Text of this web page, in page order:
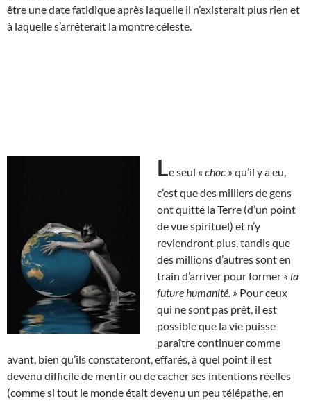
être une date fatidique après laquelle il n’existerait plus rien et
à laquelle s’arrêterait la montre céleste.
Le seul « choc » qu’il y a eu,
c’est que des milliers de gens
ont quitté la Terre (d’un point
de vue spirituel) et n’y
reviendront plus, tandis que
des millions d’autres sont en
train d’arriver pour former « la
future humanité. » Pour ceux
qui ne sont pas prêt, il est
possible que la vie puisse
paraître continuer comme
avant, bien qu’ils constateront, effarés, à quel point il est
devenu difficile de mentir ou de cacher ses intentions réelles
(comme si tout le monde était devenu un peu télépathe, en